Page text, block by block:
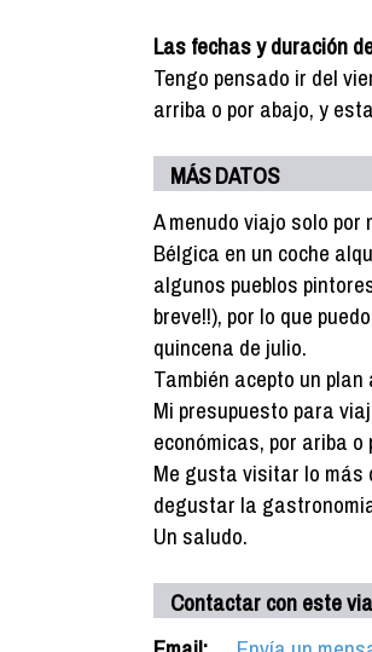
Las fechas y duración
Tengo pensado ir del
arriba o por abajo, y
MÁS DATOS
A menudo viajo solo
Bélgica en un coche
algunos pueblos
breve!!), por lo que
quincena de julio.
También acepto un
Mi presupuesto para
económicas, por ariba o
Me gusta visitar lo más
degustar la
Un saludo.
Contactar con este